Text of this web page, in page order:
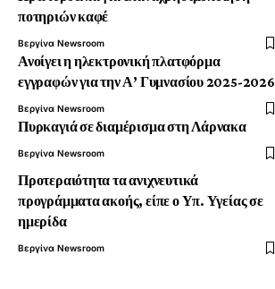
ποτηριών καφέ
Βεργίνα Newsroom
Ανοίγει η ηλεκτρονική πλατφόρμα
εγγραφών για την Α’ Γυμνασίου 2025-2026
Βεργίνα Newsroom
Πυρκαγιά σε διαμέρισμα στη Λάρνακα
Βεργίνα Newsroom
Προτεραιότητα τα ανιχνευτικά
προγράμματα ακοής, είπε ο Υπ. Υγείας σε
ημερίδα
Βεργίνα Newsroom